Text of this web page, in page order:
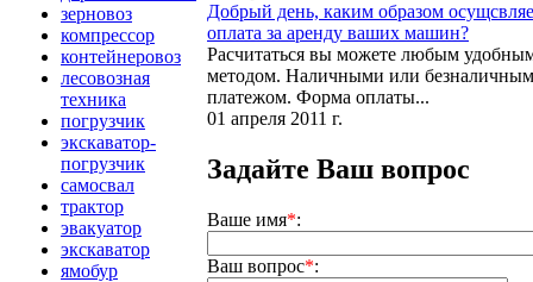
зерновоз
компрессор
контейнеровоз
лесовозная
техника
погрузчик
экскаватор-
погрузчик
самосвал
трактор
эвакуатор
экскаватор
ямобур
Добрый день, каким образом
оплата за аренду ваших машин?
Расчитаться вы можете любым
методом. Наличными или безналичным
платежом. Форма оплаты...
01 апреля 2011 г.
Задайте Ваш вопрос
Ваше имя*:
Ваш вопрос*: